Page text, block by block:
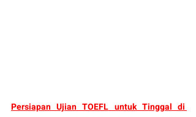
Persiapan Ujian TOEFL untuk Tinggal di